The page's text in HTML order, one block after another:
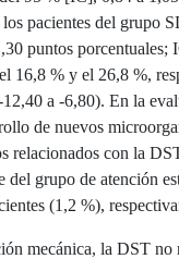
pacientes del grupo
puntos
16,8 % y el 26,8 %,
a -6,80). En la
de nuevos
relacionados con la
grupo de atención
(1,2 %),
mecánica, la DST no